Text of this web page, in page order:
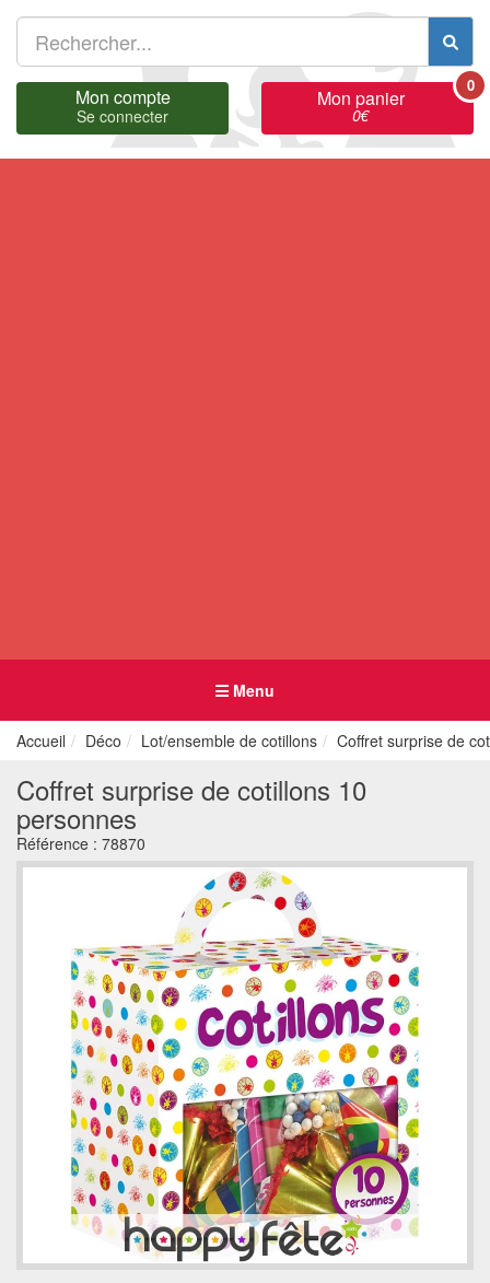
Mon compte
Se connecter
Mon panier
0€
0
Menu
Accueil Déco Lot/ensemble de cotillons Coffret surprise de
Coffret surprise de cotillons 10
personnes
Référence : 78870